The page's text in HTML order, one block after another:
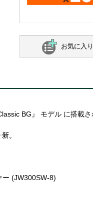
お気に入
BG』 モデル に搭載
。
ー (JW300SW-8)